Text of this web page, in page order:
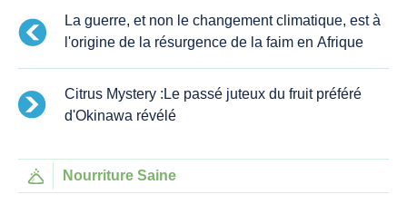
La guerre, et non le changement climatique, est à
l'origine de la résurgence de la faim en Afrique
Citrus Mystery :Le passé juteux du fruit préféré
d'Okinawa révélé
Nourriture Saine